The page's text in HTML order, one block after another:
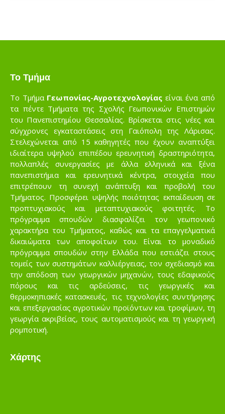
Το Τμήμα
Το Τμήμα Γεωπονίας-Αγροτεχνολογίας είναι ένα από
τα πέντε Τμήματα της Σχολής Γεωπονικών Επιστημών
του Πανεπιστημίου Θεσσαλίας. Βρίσκεται στις νέες και
σύγχρονες εγκαταστάσεις στη Γαιόπολη της Λάρισας.
Στελεχώνεται από 15 καθηγητές που έχουν αναπτύξει
ιδιαίτερα υψηλού επιπέδου ερευνητική δραστηριότητα,
πολλαπλές συνεργασίες με άλλα ελληνικά και ξένα
πανεπιστήμια και ερευνητικά κέντρα, στοιχεία που
επιτρέπουν τη συνεχή ανάπτυξη και προβολή του
Τμήματος. Προσφέρει υψηλής ποιότητας εκπαίδευση σε
προπτυχιακούς και μεταπτυχιακούς φοιτητές. Το
πρόγραμμα σπουδών διασφαλίζει τον γεωπονικό
χαρακτήρα του Τμήματος, καθώς και τα επαγγελματικά
δικαιώματα των αποφοίτων του. Είναι το μοναδικό
πρόγραμμα σπουδών στην Ελλάδα που εστιάζει στους
τομείς των συστημάτων καλλιέργειας, τον σχεδιασμό και
την απόδοση των γεωργικών μηχανών, τους εδαφικούς
πόρους και τις αρδεύσεις, τις γεωργικές και
θερμοκηπιακές κατασκευές, τις τεχνολογίες συντήρησης
και επεξεργασίας αγροτικών προϊόντων και τροφίμων, τη
γεωργία ακριβείας, τους αυτοματισμούς και τη γεωργική
ρομποτική.
Χάρτης